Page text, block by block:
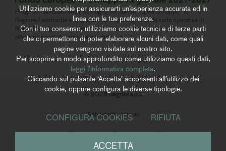
Progetto realizzato con il sostegno del Bando “Linea Sviluppo” di
Regione Lombardia e finalizzato all’ampliamento della sede operativa di
Negrini S.r.l. grazie ad investimenti di ammodernamento ed
efficientamento dei processi produttivi
© 2026negrini s.r.l.
Tutti i diritti riservati
Privacy Policy|Cookies Policy|Whistleblowing|Accessibilità
Utilizziamo cookie per assicurarti un’esperienza accurata ed in
linea con le tue preferenze.
Con il tuo consenso, utilizziamo cookie tecnici e di terze parti
che ci permettono di poter elaborare alcuni dati, come quali
pagine vengono visitate sul nostro sito.
Per scoprire in modo approfondito come utilizziamo questi dati,
leggi l’informativa completa.
Cliccando sul pulsante ‘Accetta’ acconsenti all’utilizzo dei
cookie, oppure configura le diverse tipologie.
CONFIGURA COOKIES RIFIUTA
ACCETTA